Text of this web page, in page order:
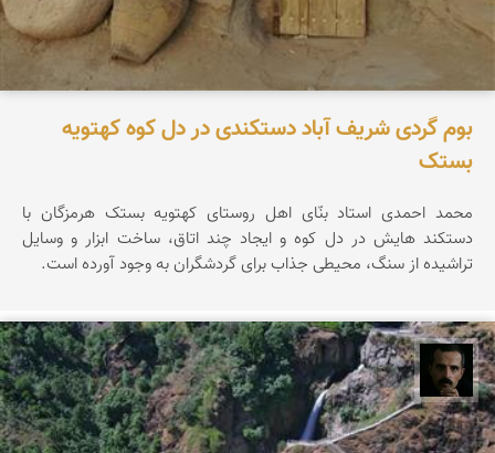
بوم گردی شریف آباد دستکندی در دل کوه کهتویه
بستک
محمد احمدی استاد بنّای اهل روستای کهتویه بستک هرمزگان با
دستکند هایش در دل کوه و ایجاد چند اتاق، ساخت ابزار و وسایل
تراشیده از سنگ، محیطی جذاب برای گردشگران به وجود آورده است.
عباس رحمانی